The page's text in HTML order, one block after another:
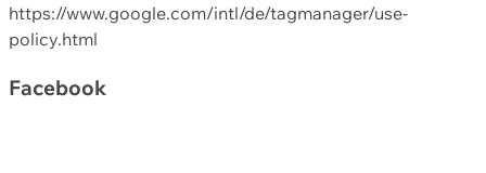
https://www.google.com/intl/de/tagmanager/use-
policy.html
Facebook